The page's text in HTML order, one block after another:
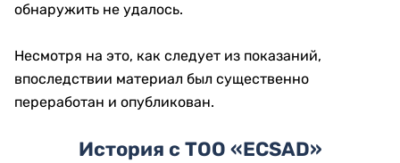
обнаружить не удалось.
Несмотря на это, как следует из показаний,
впоследствии материал был существенно
переработан и опубликован.
История с ТОО «ECSAD»